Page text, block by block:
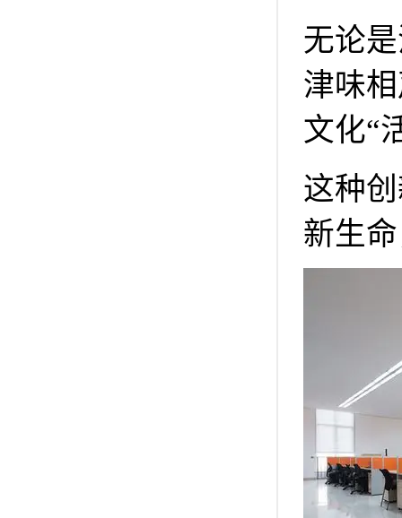
无论
津味
文化“
这种
新生